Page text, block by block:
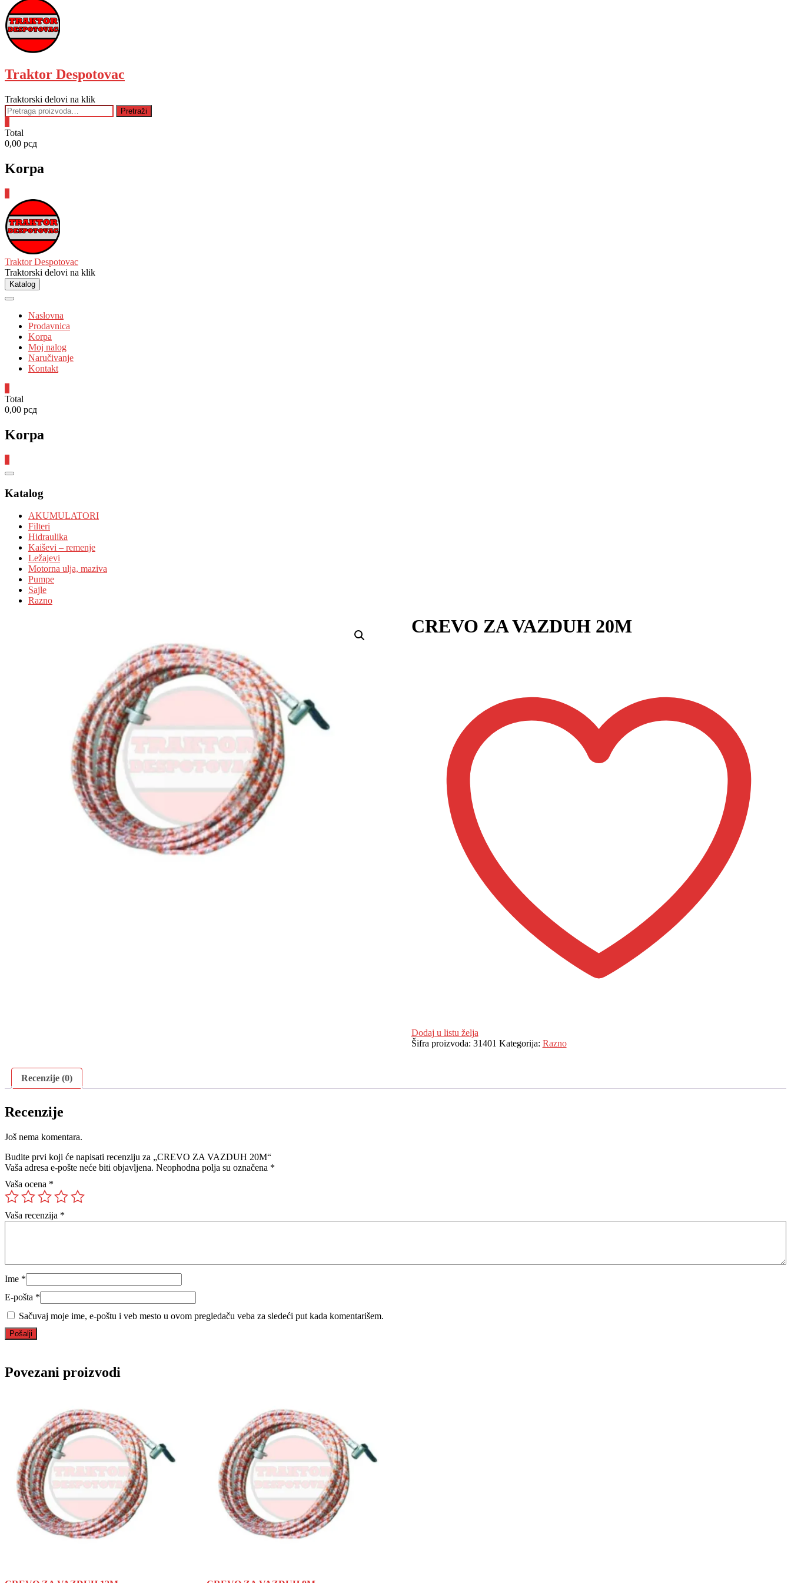
Traktor Despotovac
Traktorski delovi na klik
Pretraga
za:
Pretraži
Total
0,00 рсд
Korpa
Traktor Despotovac
Traktorski delovi na klik
Katalog
Naslovna
Prodavnica
Korpa
Moj nalog
Naručivanje
Kontakt
Total
0,00 рсд
Korpa
Catalog
Katalog
AKUMULATORI
Filteri
Hidraulika
Kaiševi – remenje
Ležajevi
Motorna ulja, maziva
Pumpe
Sajle
Razno
CREVO ZA VAZDUH 20M
Dodaj u listu želja
Šifra proizvoda: 31401 Kategorija: Razno
Recenzije (0)
Recenzije
Još nema komentara.
Budite prvi koji će napisati recenziju za „CREVO ZA VAZDUH 20M“
Vaša adresa e-pošte neće biti objavljena. Neophodna polja su označena *
Vaša ocena *
Vaša recenzija *
Ime *
E-pošta *
Sačuvaj moje ime, e-poštu i veb mesto u ovom pregledaču veba za sledeći put kada komentarišem.
Povezani proizvodi